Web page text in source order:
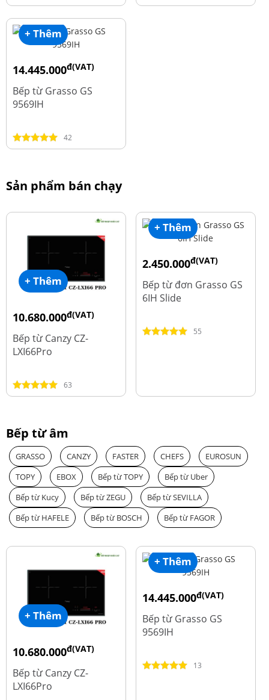
+ Thêm
14.445.000đ(VAT)
19.260.000
Bếp từ Grasso GS
9569IH
42
Sản phẩm bán chạy
+ Thêm
10.680.000đ(VAT)
15.980.000
Bếp từ Canzy CZ-
LXI66Pro
63
+ Thêm
2.450.000đ(VAT)
3.560.000
Bếp từ đơn Grasso GS
6IH Slide
55
Bếp từ âm
GRASSO CANZY FASTER CHEFS
EUROSUN
TOPY
EBOX Bếp từ TOPY
Bếp từ Uber
Bếp từ Kucy
Bếp từ ZEGU
Bếp từ SEVILLA
Bếp từ HAFELE
Bếp từ BOSCH Bếp từ FAGOR
+ Thêm
10.680.000đ(VAT)
Bếp từ Canzy CZ-
LXI66Pro
+ Thêm
14.445.000đ(VAT)
19.260.000
Bếp từ Grasso GS
9569IH
13